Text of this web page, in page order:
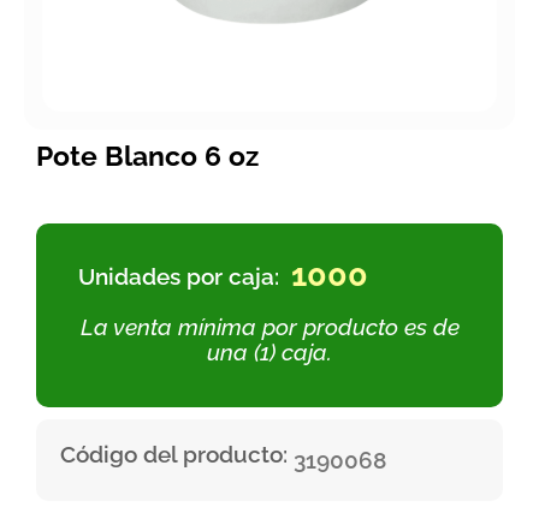
Pote Blanco 6 oz
Unidades por caja: 1000
La venta mínima por producto es de
una (1) caja.
Código del producto: 3190068